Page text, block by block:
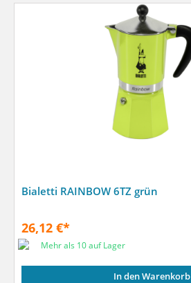
Bialetti RAINBOW 6TZ grün
26,12 €*
Mehr als 10 auf Lager
In den Warenkorb